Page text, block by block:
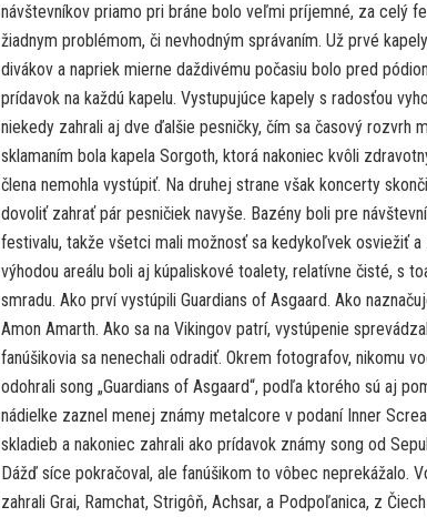
návštevníkov priamo pri bráne bolo veľmi príjemné, za celý
žiadnym problémom, či nevhodným správaním. Už prvé
divákov a napriek mierne daždivému počasiu bolo pred
prídavok na každú kapelu. Vystupujúce kapely s radosťou
niekedy zahrali aj dve ďalšie pesničky, čím sa časový rozvrh
sklamaním bola kapela Sorgoth, ktorá nakoniec kvôli
člena nemohla vystúpiť. Na druhej strane však koncerty
dovoliť zahrať pár pesničiek navyše. Bazény boli pre
festivalu, takže všetci mali možnosť sa kedykoľvek osviežiť
výhodou areálu boli aj kúpaliskové toalety, relatívne čisté, s
smradu. Ako prví vystúpili Guardians of Asgaard. Ako
Amon Amarth. Ako sa na Vikingov patrí, vystúpenie
fanúšikovia sa nenechali odradiť. Okrem fotografov, nikomu
odohrali song „Guardians of Asgaard“, podľa ktorého sú aj
nádielke zaznel menej známy metalcore v podaní Inner
skladieb a nakoniec zahrali ako prídavok známy song od
Dážď síce pokračoval, ale fanúšikom to vôbec neprekážalo.
zahrali Grai, Ramchat, Strigôň, Achsar, a Podpoľanica, z